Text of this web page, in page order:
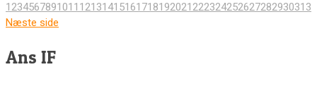
1 234567891011 12131415161718192021 22232425262728293031 32
Næste side
Ans IF